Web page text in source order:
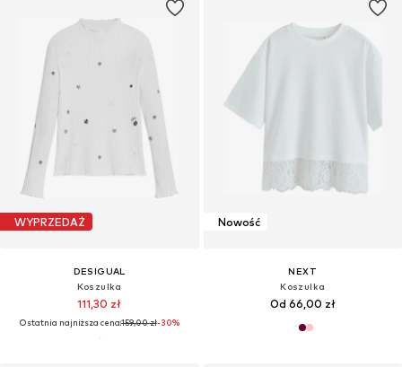
WYPRZEDAŻ
DESIGUAL
Koszulka
111,30 zł
Ostatnia najniższa cena:159,00 zł-30%
Nowość
NEXT
Koszulka
Od 66,00 zł